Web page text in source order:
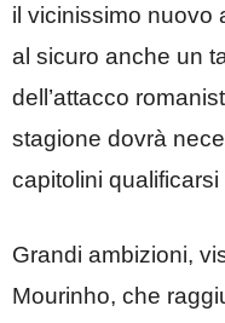
il vicinissimo nuovo
al sicuro anche un
dell’attacco
stagione dovrà
capitolini
Grandi ambizioni,
Mourinho, che